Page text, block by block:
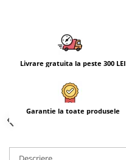
Livrare gratuita la peste 300 LEI
Garantie la toate produsele